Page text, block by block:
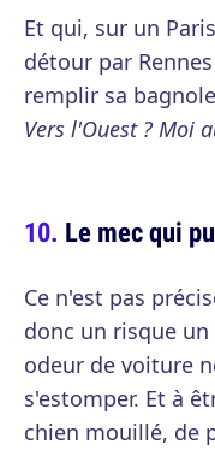
Et qui, sur un
détour par
remplir sa
Vers l'Ouest ? Moi
Le mec qui
Ce n'est pas
donc un risque
odeur de voiture
s'estomper. Et à
chien mouillé, de